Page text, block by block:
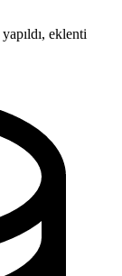
eklenti